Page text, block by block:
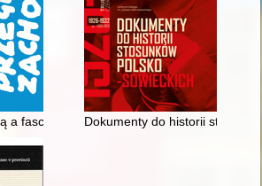
a fascynacją : problematyka niemiecka w
Dokumenty do historii